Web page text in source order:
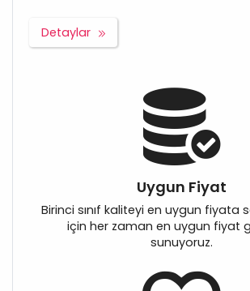
Detaylar
Uygun Fiyat
Birinci sınıf kaliteyi en uygun fiyata
için her zaman en uygun fiyat
sunuyoruz.